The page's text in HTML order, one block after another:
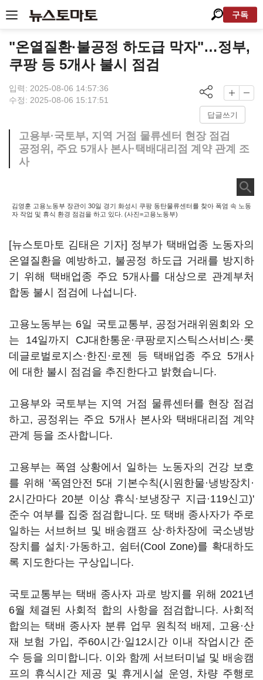
구독
"온열질환·불공정 하도급 막자"…정부,
쿠팡 등 5개사 불시 점검
입력: 2025-08-06 14:57:36
수정: 2025-08-06 15:17:51
답글쓰기
고용부·국토부, 지역 거점 물류센터 현장 점검
공정위, 주요 5개사 본사·택배대리점 계약 관계 조
사
김영훈 고용노동부 장관이 30일 경기 화성시 쿠팡 동탄물류센터를 찾아 폭염 속 노동
자 작업 및 휴식 환경 점검을 하고 있다. (사진=고용노동부)
[뉴스토마토 김태은 기자] 정부가 택배업종 노동자의
온열질환을 예방하고, 불공정 하도급 거래를 방지하
기 위해 택배업종 주요 5개사를 대상으로 관계부처
합동 불시 점검에 나섭니다.
고용노동부는 6일 국토교통부, 공정거래위원회와 오
는 14일까지 CJ대한통운·쿠팡로지스틱스서비스·롯
데글로벌로지스·한진·로젠 등 택배업종 주요 5개사
에 대한 불시 점검을 추진한다고 밝혔습니다.
고용부와 국토부는 지역 거점 물류센터를 현장 점검
하고, 공정위는 주요 5개사 본사와 택배대리점 계약
관계 등을 조사합니다.
고용부는 폭염 상황에서 일하는 노동자의 건강 보호
를 위해 '폭염안전 5대 기본수칙(시원한물·냉방장치·
2시간마다 20분 이상 휴식·보냉장구 지급·119신고)'
준수 여부를 집중 점검합니다. 또 택배 종사자가 주로
일하는 서브허브 및 배송캠프 상·하차장에 국소냉방
장치를 설치·가동하고, 쉼터(Cool Zone)를 확대하도
록 지도한다는 구상입니다.
국토교통부는 택배 종사자 과로 방지를 위해 2021년
6월 체결된 사회적 합의 사항을 점검합니다. 사회적
합의는 택배 종사자 분류 업무 원칙적 배제, 고용·산
재 보험 가입, 주60시간·일12시간 이내 작업시간 준
수 등을 의미합니다. 이와 함께 서브터미널 및 배송캠
프의 휴식시간 제공 및 휴게시설 운영, 차량 주행로